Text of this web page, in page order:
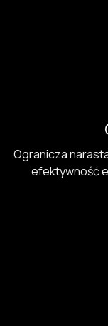
Ogranicza
efektywność